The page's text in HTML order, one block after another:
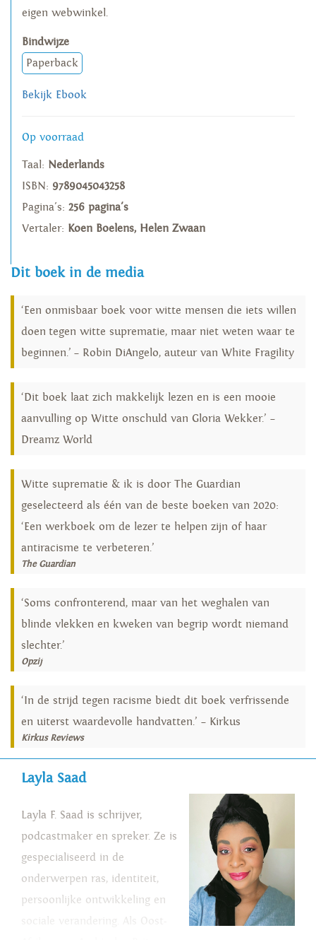
eigen webwinkel.
Bindwijze
Paperback
Bekijk Ebook
Op voorraad
Taal: Nederlands
ISBN: 9789045043258
Pagina's: 256 pagina's
Vertaler: Koen Boelens, Helen Zwaan
Dit boek in de media
‘Een onmisbaar boek voor witte mensen die iets willen
doen tegen witte suprematie, maar niet weten waar te
beginnen.’ – Robin DiAngelo, auteur van White Fragility
‘Dit boek laat zich makkelijk lezen en is een mooie
aanvulling op Witte onschuld van Gloria Wekker.’ –
Dreamz World
Witte suprematie & ik is door The Guardian
geselecteerd als één van de beste boeken van 2020:
‘Een werkboek om de lezer te helpen zijn of haar
antiracisme te verbeteren.’
The Guardian
‘Soms confronterend, maar van het weghalen van
blinde vlekken en kweken van begrip wordt niemand
slechter.’
Opzij
‘In de strijd tegen racisme biedt dit boek verfrissende
en uiterst waardevolle handvatten.’ – Kirkus
Kirkus Reviews
Layla Saad
Layla F. Saad is schrijver,
podcastmaker en spreker. Ze is
gespecialiseerd in de
onderwerpen ras, identiteit,
persoonlijke ontwikkeling en